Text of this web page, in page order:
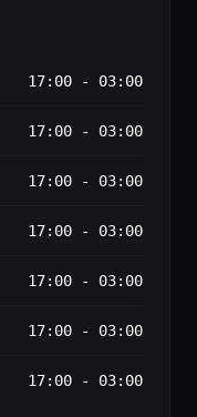
17:00 - 03:00
17:00 - 03:00
17:00 - 03:00
17:00 - 03:00
17:00 - 03:00
17:00 - 03:00
17:00 - 03:00